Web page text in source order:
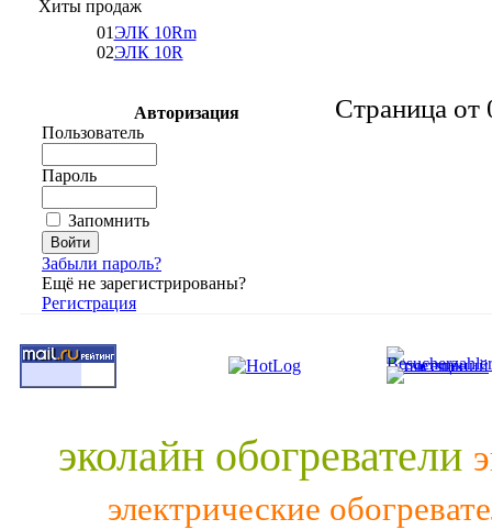
Хиты продаж
01ЭЛК 10Rm
02ЭЛК 10R
Авторизация
Пользователь
Пароль
Запомнить
Забыли пароль?
Ещё не зарегистрированы?
Регистрация
Страница от
эколайн обогреватели
электрические